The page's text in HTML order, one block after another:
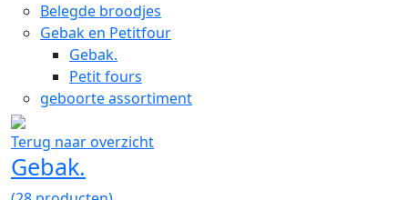
Belegde broodjes
Gebak en Petitfour
Gebak.
Petit fours
geboorte assortiment
Terug naar overzicht
Gebak.